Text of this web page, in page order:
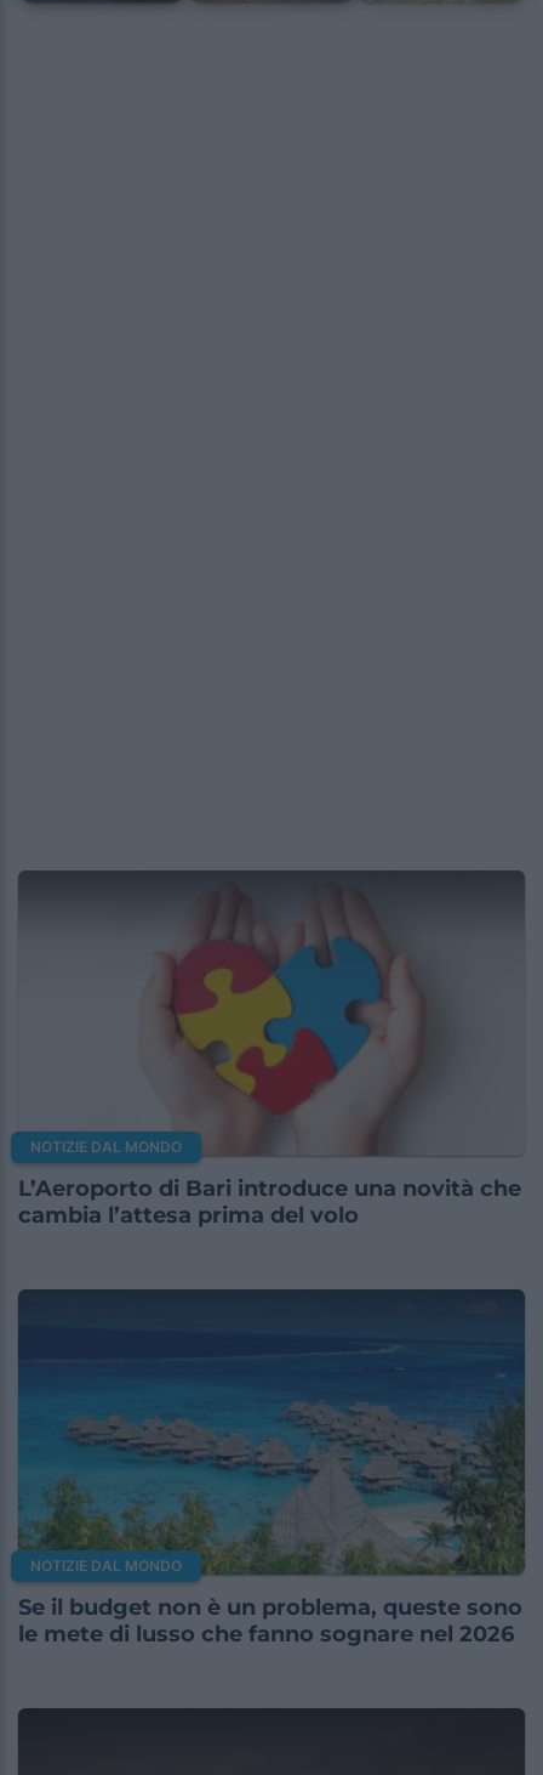
NOTIZIE DAL MONDO
L’Aeroporto di Bari introduce una novità che
cambia l’attesa prima del volo
NOTIZIE DAL MONDO
Se il budget non è un problema, queste sono
le mete di lusso che fanno sognare nel 2026